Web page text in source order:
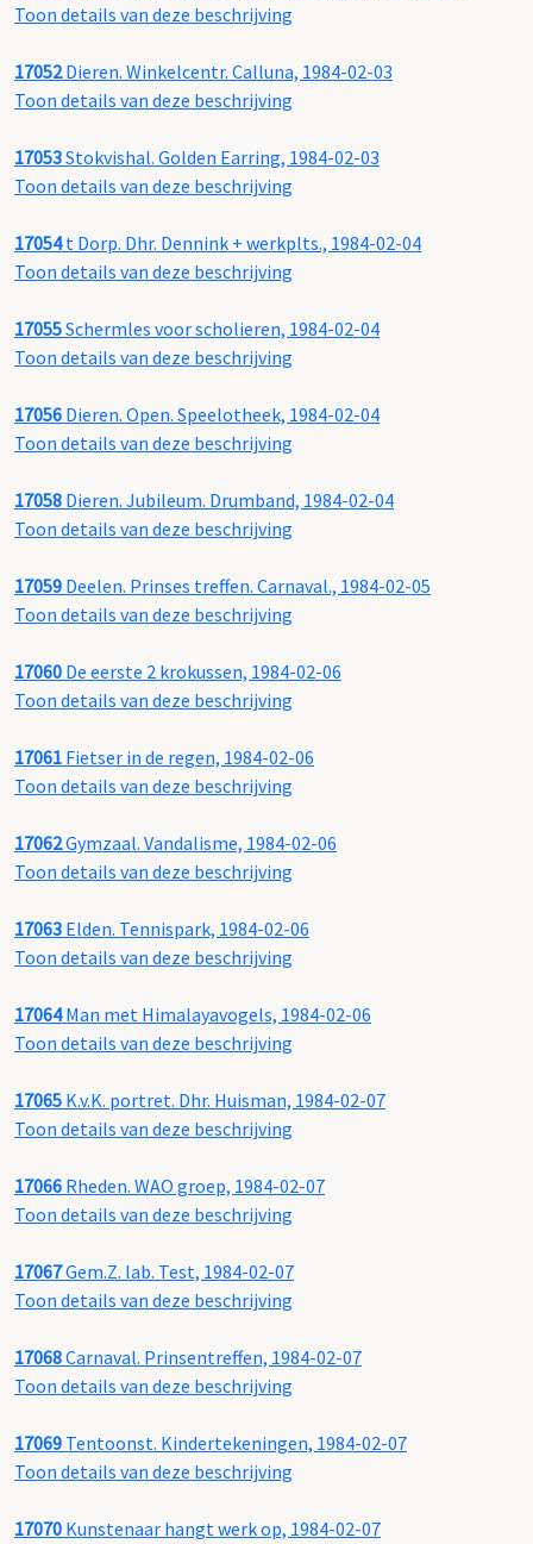
Toon details van deze beschrijving
17052Dieren. Winkelcentr. Calluna, 1984-02-03
Toon details van deze beschrijving
17053Stokvishal. Golden Earring, 1984-02-03
Toon details van deze beschrijving
17054t Dorp. Dhr. Dennink + werkplts., 1984-02-04
Toon details van deze beschrijving
17055Schermles voor scholieren, 1984-02-04
Toon details van deze beschrijving
17056 Dieren. Open. Speelotheek, 1984-02-04
Toon details van deze beschrijving
17058 Dieren. Jubileum. Drumband, 1984-02-04
Toon details van deze beschrijving
17059 Deelen. Prinses treffen. Carnaval., 1984-02-05
Toon details van deze beschrijving
17060 De eerste 2 krokussen, 1984-02-06
Toon details van deze beschrijving
17061 Fietser in de regen, 1984-02-06
Toon details van deze beschrijving
17062Gymzaal. Vandalisme, 1984-02-06
Toon details van deze beschrijving
17063 Elden. Tennispark, 1984-02-06
Toon details van deze beschrijving
17064Man met Himalayavogels, 1984-02-06
Toon details van deze beschrijving
17065 K.v.K. portret. Dhr. Huisman, 1984-02-07
Toon details van deze beschrijving
17066 Rheden. WAO groep, 1984-02-07
Toon details van deze beschrijving
17067Gem.Z. lab. Test, 1984-02-07
Toon details van deze beschrijving
17068Carnaval. Prinsentreffen, 1984-02-07
Toon details van deze beschrijving
17069 Tentoonst. Kindertekeningen, 1984-02-07
Toon details van deze beschrijving
17070 Kunstenaar hangt werk op, 1984-02-07